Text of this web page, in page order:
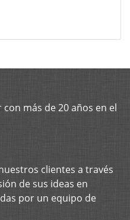
más de 20 años en el
clientes a través
de sus ideas en
por un equipo de